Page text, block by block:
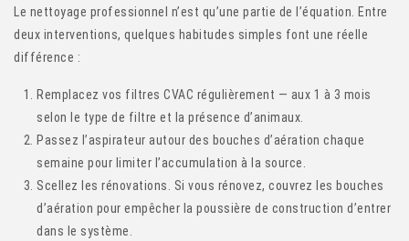
Le nettoyage professionnel n’est qu’une partie de l’équation. Entre
deux interventions, quelques habitudes simples font une réelle
différence :
Remplacez vos filtres CVAC régulièrement — aux 1 à 3 mois
selon le type de filtre et la présence d’animaux.
Passez l’aspirateur autour des bouches d’aération chaque
semaine pour limiter l’accumulation à la source.
Scellez les rénovations. Si vous rénovez, couvrez les bouches
d’aération pour empêcher la poussière de construction d’entrer
dans le système.